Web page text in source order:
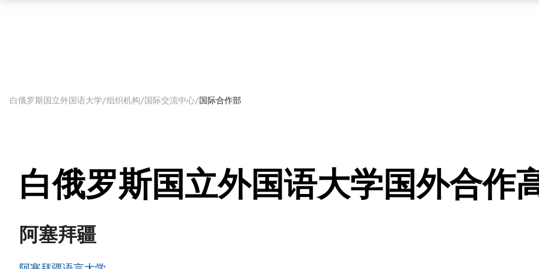
白俄罗斯国立外国语大学 组织机构 国际交流中心 国际合作部
白俄罗斯国立外国语大学国外合作
阿塞拜疆